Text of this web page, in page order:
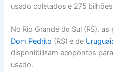
usado coletados e 275
No Rio Grande do Sul (RS),
Dom Pedrito (RS) e de
disponibilizam ecopontos
usado.